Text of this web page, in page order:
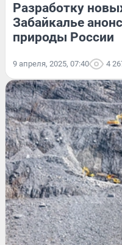
Разработку
Забайкалье
природы России
9 апреля, 2025, 07:40 4